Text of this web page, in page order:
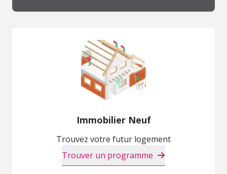
Immobilier Neuf
Trouvez votre futur logement
Trouver un programme